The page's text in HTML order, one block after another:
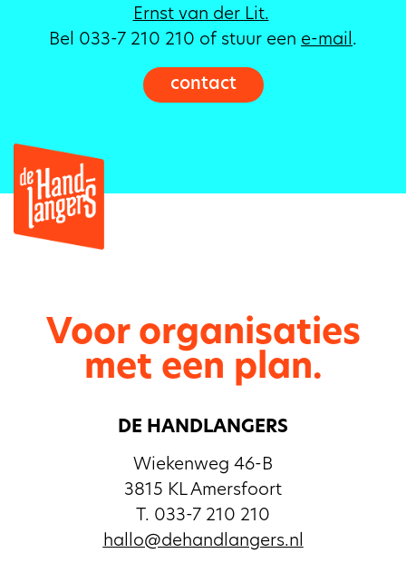
Ernst van der Lit.
Bel 033-7 210 210 of stuur een e-mail.
contact
Voor organisaties
met een plan.
DE HANDLANGERS
Wiekenweg 46-B
3815 KL Amersfoort
T. 033-7 210 210
hallo@dehandlangers.nl